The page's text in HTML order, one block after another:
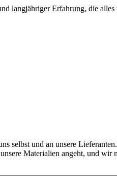
langjähriger Erfahrung, die alles
selbst und an unsere
Materialien angeht, und wir